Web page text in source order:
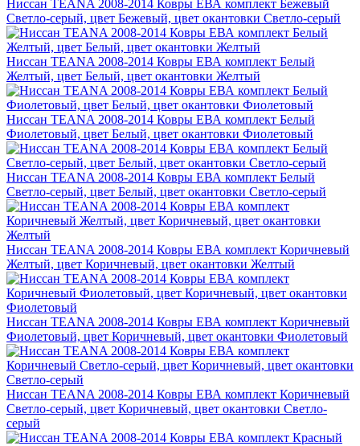
Ниссан TEANA 2008-2014 Ковры ЕВА комплект Бежевый
Светло-серый, цвет Бежевый, цвет окантовки Светло-серый
Ниссан TEANA 2008-2014 Ковры ЕВА комплект Белый
Желтый, цвет Белый, цвет окантовки Желтый
Ниссан TEANA 2008-2014 Ковры ЕВА комплект Белый
Фиолетовый, цвет Белый, цвет окантовки Фиолетовый
Ниссан TEANA 2008-2014 Ковры ЕВА комплект Белый
Светло-серый, цвет Белый, цвет окантовки Светло-серый
Ниссан TEANA 2008-2014 Ковры ЕВА комплект Коричневый
Желтый, цвет Коричневый, цвет окантовки Желтый
Ниссан TEANA 2008-2014 Ковры ЕВА комплект Коричневый
Фиолетовый, цвет Коричневый, цвет окантовки Фиолетовый
Ниссан TEANA 2008-2014 Ковры ЕВА комплект Коричневый
Светло-серый, цвет Коричневый, цвет окантовки Светло-
серый